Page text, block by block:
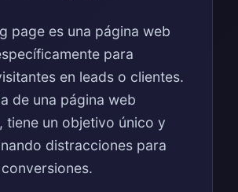
page es una página web
para
en leads o clientes.
de una página web
tiene un objetivo único y
distracciones para